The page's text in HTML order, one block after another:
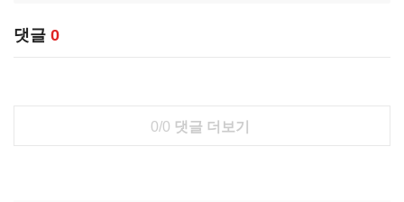
댓글 0
0/0 댓글 더보기